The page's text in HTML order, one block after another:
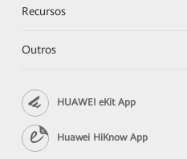
Recursos
Outros
HUAWEI eKit App
Huawei HiKnow App